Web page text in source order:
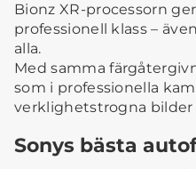
Bionz XR-processorn
professionell klass –
alla.
Med samma
som i professionella
verklighetstrogna
Sonys bästa